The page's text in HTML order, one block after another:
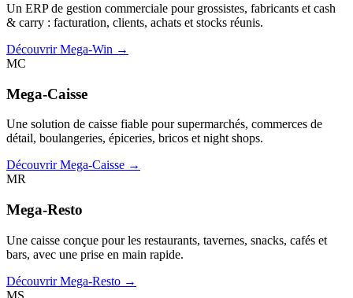
Un ERP de gestion commerciale pour grossistes, fabricants et cash
& carry : facturation, clients, achats et stocks réunis.
Découvrir Mega-Win →
MC
Mega-Caisse
Une solution de caisse fiable pour supermarchés, commerces de
détail, boulangeries, épiceries, bricos et night shops.
Découvrir Mega-Caisse →
MR
Mega-Resto
Une caisse conçue pour les restaurants, tavernes, snacks, cafés et
bars, avec une prise en main rapide.
Découvrir Mega-Resto →
MS